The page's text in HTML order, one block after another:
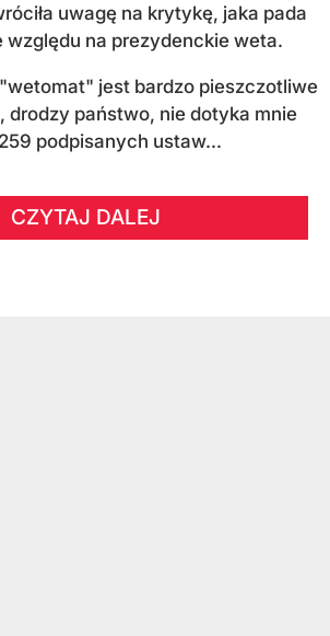
uwagę na krytykę, jaka pada
względu na prezydenckie weta.
jest bardzo pieszczotliwe
drodzy państwo, nie dotyka mnie
podpisanych ustaw...
CZYTAJ DALEJ